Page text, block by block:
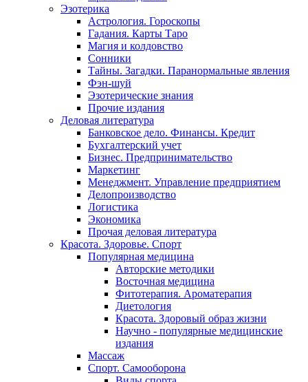
Эзотерика
Астрология. Гороскопы
Гадания. Карты Таро
Магия и колдовство
Сонники
Тайны. Загадки. Паранормальные явления
Фэн-шуй
Эзотерические знания
Прочие издания
Деловая литература
Банковское дело. Финансы. Кредит
Бухгалтерский учет
Бизнес. Предпринимательство
Маркетинг
Менеджмент. Управление предприятием
Делопроизводство
Логистика
Экономика
Прочая деловая литература
Красота. Здоровье. Спорт
Популярная медицина
Авторские методики
Восточная медицина
Фитотерапия. Ароматерапия
Диетология
Красота. Здоровый образ жизни
Научно - популярные медицинские
издания
Массаж
Спорт. Самооборона